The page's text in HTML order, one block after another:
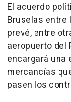
El acuerdo
Bruselas entre
prevé, entre
aeropuerto del
encargará una
mercancías
pasen los